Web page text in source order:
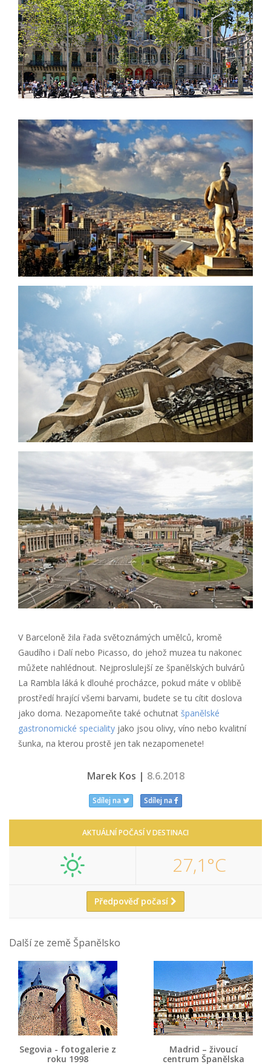
V Barceloně žila řada světoznámých umělců, kromě
Gaudího i Dalí nebo Picasso, do jehož muzea tu nakonec
můžete nahlédnout. Nejproslulejší ze španělských bulvárů
La Rambla láká k dlouhé procházce, pokud máte v oblibě
prostředí hrající všemi barvami, budete se tu cítit doslova
jako doma. Nezapomeňte také ochutnat španělské
gastronomické speciality jako jsou olivy, víno nebo kvalitní
šunka, na kterou prostě jen tak nezapomenete!
Marek Kos | 8.6.2018
Sdílej na Sdílej na
AKTUÁLNÍ POČASÍ V DESTINACI
27,1°C
Předpověď počasí
Další ze země Španělsko
Segovia - fotogalerie z
roku 1998
Madrid – živoucí
centrum Španělska